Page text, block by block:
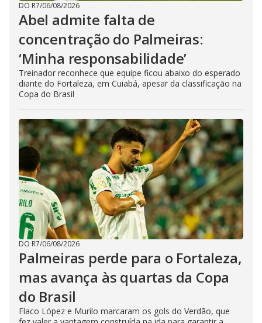
DO R7/06/08/2026
Abel admite falta de
concentração do Palmeiras:
‘Minha responsabilidade’
Treinador reconhece que equipe ficou abaixo do esperado
diante do Fortaleza, em Cuiabá, apesar da classificação na
Copa do Brasil
DO R7/06/08/2026
Palmeiras perde para o Fortaleza,
mas avança às quartas da Copa
do Brasil
Flaco López e Murilo marcaram os gols do Verdão, que